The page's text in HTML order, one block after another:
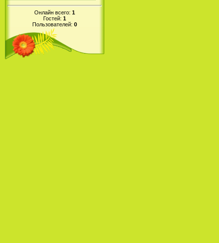
Онлайн всего: 1
Гостей: 1
Пользователей: 0